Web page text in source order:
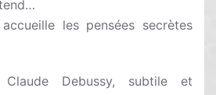
les pensées secrètes
Debussy, subtile et